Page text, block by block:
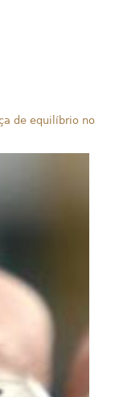
de equilíbrio no